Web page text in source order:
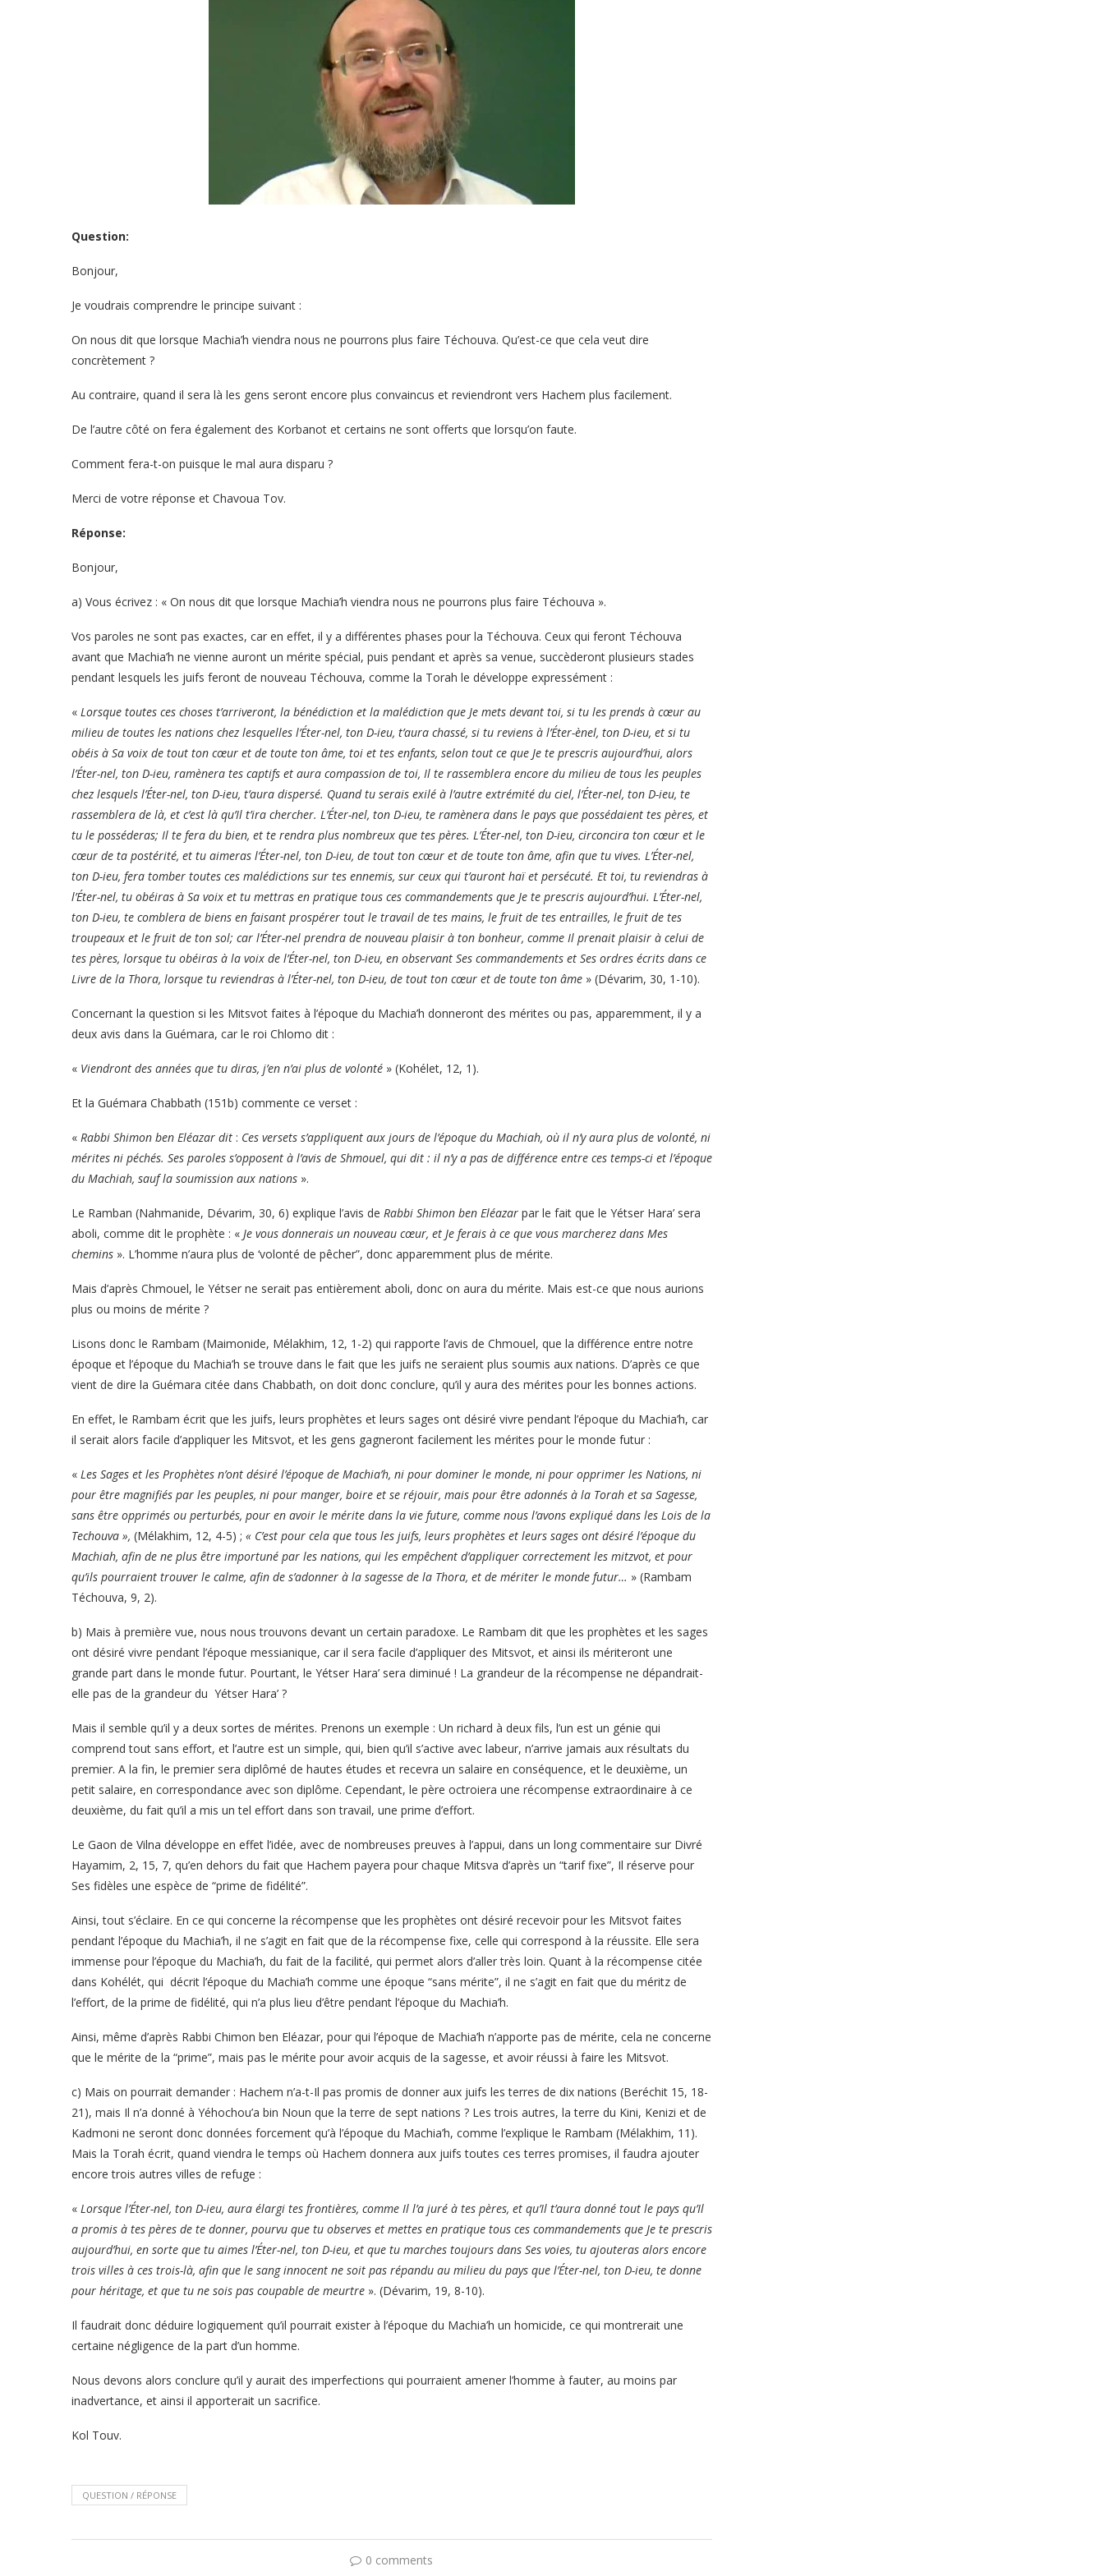
Question:
Bonjour,
Je voudrais comprendre le principe suivant :
On nous dit que lorsque Machia’h viendra nous ne pourrons plus faire Téchouva. Qu’est-ce que cela veut dire
concrètement ?
Au contraire, quand il sera là les gens seront encore plus convaincus et reviendront vers Hachem plus facilement.
De l’autre côté on fera également des Korbanot et certains ne sont offerts que lorsqu’on faute.
Comment fera-t-on puisque le mal aura disparu ?
Merci de votre réponse et Chavoua Tov.
Réponse:
Bonjour,
a) Vous écrivez : « On nous dit que lorsque Machia’h viendra nous ne pourrons plus faire Téchouva ».
Vos paroles ne sont pas exactes, car en effet, il y a différentes phases pour la Téchouva. Ceux qui feront Téchouva
avant que Machia’h ne vienne auront un mérite spécial, puis pendant et après sa venue, succèderont plusieurs stades
pendant lesquels les juifs feront de nouveau Téchouva, comme la Torah le développe expressément :
« Lorsque toutes ces choses t’arriveront, la bénédiction et la malédiction que Je mets devant toi, si tu les prends à cœur au
milieu de toutes les nations chez lesquelles l’Éter-nel, ton D-ieu, t’aura chassé, si tu reviens à l’Éter-ènel, ton D-ieu, et si tu
obéis à Sa voix de tout ton cœur et de toute ton âme, toi et tes enfants, selon tout ce que Je te prescris aujourd’hui, alors
l’Éter-nel, ton D-ieu, ramènera tes captifs et aura compassion de toi, Il te rassemblera encore du milieu de tous les peuples
chez lesquels l’Éter-nel, ton D-ieu, t’aura dispersé. Quand tu serais exilé à l’autre extrémité du ciel, l’Éter-nel, ton D-ieu, te
rassemblera de là, et c’est là qu’Il t’ira chercher. L’Éter-nel, ton D-ieu, te ramènera dans le pays que possédaient tes pères, et
tu le posséderas; Il te fera du bien, et te rendra plus nombreux que tes pères. L’Éter-nel, ton D-ieu, circoncira ton cœur et le
cœur de ta postérité, et tu aimeras l’Éter-nel, ton D-ieu, de tout ton cœur et de toute ton âme, afin que tu vives. L’Éter-nel,
ton D-ieu, fera tomber toutes ces malédictions sur tes ennemis, sur ceux qui t’auront haï et persécuté. Et toi, tu reviendras à
l’Éter-nel, tu obéiras à Sa voix et tu mettras en pratique tous ces commandements que Je te prescris aujourd’hui. L’Éter-nel,
ton D-ieu, te comblera de biens en faisant prospérer tout le travail de tes mains, le fruit de tes entrailles, le fruit de tes
troupeaux et le fruit de ton sol; car l’Éter-nel prendra de nouveau plaisir à ton bonheur, comme Il prenait plaisir à celui de
tes pères, lorsque tu obéiras à la voix de l’Éter-nel, ton D-ieu, en observant Ses commandements et Ses ordres écrits dans ce
Livre de la Thora, lorsque tu reviendras à l’Éter-nel, ton D-ieu, de tout ton cœur et de toute ton âme » (Dévarim, 30, 1-10).
Concernant la question si les Mitsvot faites à l’époque du Machia’h donneront des mérites ou pas, apparemment, il y a
deux avis dans la Guémara, car le roi Chlomo dit :
« Viendront des années que tu diras, j’en n’ai plus de volonté » (Kohélet, 12, 1).
Et la Guémara Chabbath (151b) commente ce verset :
« Rabbi Shimon ben Eléazar dit : Ces versets s’appliquent aux jours de l’époque du Machiah, où il n’y aura plus de volonté, ni
mérites ni péchés. Ses paroles s’opposent à l’avis de Shmouel, qui dit : il n’y a pas de différence entre ces temps-ci et l’époque
du Machiah, sauf la soumission aux nations ».
Le Ramban (Nahmanide, Dévarim, 30, 6) explique l’avis de Rabbi Shimon ben Eléazar par le fait que le Yétser Hara’ sera
aboli, comme dit le prophète : « Je vous donnerais un nouveau cœur, et Je ferais à ce que vous marcherez dans Mes
chemins ». L’homme n’aura plus de ‘volonté de pêcher”, donc apparemment plus de mérite.
Mais d’après Chmouel, le Yétser ne serait pas entièrement aboli, donc on aura du mérite. Mais est-ce que nous aurions
plus ou moins de mérite ?
Lisons donc le Rambam (Maimonide, Mélakhim, 12, 1-2) qui rapporte l’avis de Chmouel, que la différence entre notre
époque et l’époque du Machia’h se trouve dans le fait que les juifs ne seraient plus soumis aux nations. D’après ce que
vient de dire la Guémara citée dans Chabbath, on doit donc conclure, qu’il y aura des mérites pour les bonnes actions.
En effet, le Rambam écrit que les juifs, leurs prophètes et leurs sages ont désiré vivre pendant l’époque du Machia’h, car
il serait alors facile d’appliquer les Mitsvot, et les gens gagneront facilement les mérites pour le monde futur :
« Les Sages et les Prophètes n’ont désiré l’époque de Machia’h, ni pour dominer le monde, ni pour opprimer les Nations, ni
pour être magnifiés par les peuples, ni pour manger, boire et se réjouir, mais pour être adonnés à la Torah et sa Sagesse,
sans être opprimés ou perturbés, pour en avoir le mérite dans la vie future, comme nous l’avons expliqué dans les Lois de la
Techouva », (Mélakhim, 12, 4-5) ; « C’est pour cela que tous les juifs, leurs prophètes et leurs sages ont désiré l’époque du
Machiah, afin de ne plus être importuné par les nations, qui les empêchent d’appliquer correctement les mitzvot, et pour
qu’ils pourraient trouver le calme, afin de s’adonner à la sagesse de la Thora, et de mériter le monde futur… » (Rambam
Téchouva, 9, 2).
b) Mais à première vue, nous nous trouvons devant un certain paradoxe. Le Rambam dit que les prophètes et les sages
ont désiré vivre pendant l’époque messianique, car il sera facile d’appliquer des Mitsvot, et ainsi ils mériteront une
grande part dans le monde futur. Pourtant, le Yétser Hara’ sera diminué ! La grandeur de la récompense ne dépandrait-
elle pas de la grandeur du Yétser Hara’ ?
Mais il semble qu’il y a deux sortes de mérites. Prenons un exemple : Un richard à deux fils, l’un est un génie qui
comprend tout sans effort, et l’autre est un simple, qui, bien qu’il s’active avec labeur, n’arrive jamais aux résultats du
premier. A la fin, le premier sera diplômé de hautes études et recevra un salaire en conséquence, et le deuxième, un
petit salaire, en correspondance avec son diplôme. Cependant, le père octroiera une récompense extraordinaire à ce
deuxième, du fait qu’il a mis un tel effort dans son travail, une prime d’effort.
Le Gaon de Vilna développe en effet l’idée, avec de nombreuses preuves à l’appui, dans un long commentaire sur Divré
Hayamim, 2, 15, 7, qu’en dehors du fait que Hachem payera pour chaque Mitsva d’après un “tarif fixe”, Il réserve pour
Ses fidèles une espèce de “prime de fidélité”.
Ainsi, tout s’éclaire. En ce qui concerne la récompense que les prophètes ont désiré recevoir pour les Mitsvot faites
pendant l’époque du Machia’h, il ne s’agit en fait que de la récompense fixe, celle qui correspond à la réussite. Elle sera
immense pour l’époque du Machia’h, du fait de la facilité, qui permet alors d’aller très loin. Quant à la récompense citée
dans Kohélét, qui décrit l’époque du Machia’h comme une époque “sans mérite”, il ne s’agit en fait que du méritz de
l’effort, de la prime de fidélité, qui n’a plus lieu d’être pendant l’époque du Machia’h.
Ainsi, même d’après Rabbi Chimon ben Eléazar, pour qui l’époque de Machia’h n’apporte pas de mérite, cela ne concerne
que le mérite de la “prime”, mais pas le mérite pour avoir acquis de la sagesse, et avoir réussi à faire les Mitsvot.
c) Mais on pourrait demander : Hachem n’a-t-Il pas promis de donner aux juifs les terres de dix nations (Beréchit 15, 18-
21), mais Il n’a donné à Yéhochou’a bin Noun que la terre de sept nations ? Les trois autres, la terre du Kini, Kenizi et de
Kadmoni ne seront donc données forcement qu’à l’époque du Machia’h, comme l’explique le Rambam (Mélakhim, 11).
Mais la Torah écrit, quand viendra le temps où Hachem donnera aux juifs toutes ces terres promises, il faudra ajouter
encore trois autres villes de refuge :
« Lorsque l’Éter-nel, ton D-ieu, aura élargi tes frontières, comme Il l’a juré à tes pères, et qu’Il t’aura donné tout le pays qu’Il
a promis à tes pères de te donner, pourvu que tu observes et mettes en pratique tous ces commandements que Je te prescris
aujourd’hui, en sorte que tu aimes l’Éter-nel, ton D-ieu, et que tu marches toujours dans Ses voies, tu ajouteras alors encore
trois villes à ces trois-là, afin que le sang innocent ne soit pas répandu au milieu du pays que l’Éter-nel, ton D-ieu, te donne
pour héritage, et que tu ne sois pas coupable de meurtre ». (Dévarim, 19, 8-10).
Il faudrait donc déduire logiquement qu’il pourrait exister à l’époque du Machia’h un homicide, ce qui montrerait une
certaine négligence de la part d’un homme.
Nous devons alors conclure qu’il y aurait des imperfections qui pourraient amener l’homme à fauter, au moins par
inadvertance, et ainsi il apporterait un sacrifice.
Kol Touv.
QUESTION / RÉPONSE
0 comments